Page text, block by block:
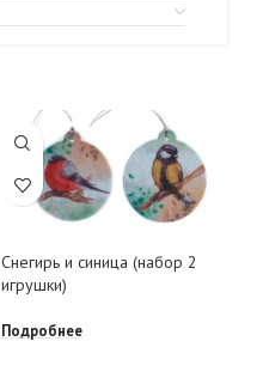
Снегирь и синица (набор 2
игрушки)
Подробнее